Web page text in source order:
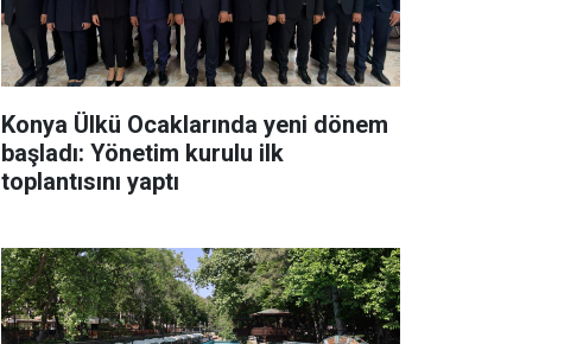
Konya Ülkü Ocaklarında yeni dönem
başladı: Yönetim kurulu ilk
toplantısını yaptı